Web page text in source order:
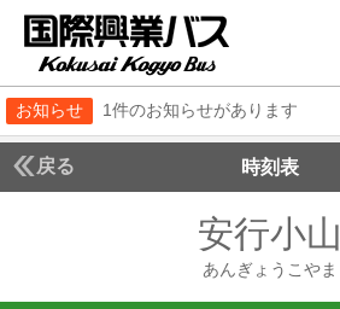
お知らせ 1件のお知らせがあります
戻る 時刻表
安行小山
あんぎょうこやま